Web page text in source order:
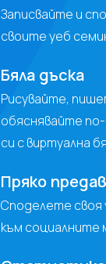
Записвайте и
своите уеб
Бяла дъска
Рисувайте,
обяснявайте
си с виртуална
Пряко
Споделете своя
към социалните